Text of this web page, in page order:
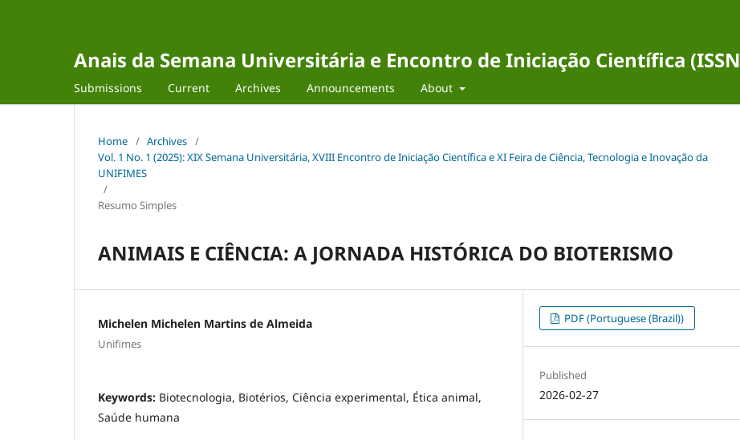
Anais da Semana Universitária e Encontro de Iniciação Científica
Submissions Current Archives Announcements About
Home / Archives /
Vol. 1 No. 1 (2025): XIX Semana Universitária, XVIII Encontro de Iniciação Científica e XI Feira de Ciência, Tecnologia e Inovação da
UNIFIMES
/
Resumo Simples
ANIMAIS E CIÊNCIA: A JORNADA HISTÓRICA DO BIOTERISMO
Michelen Michelen Martins de Almeida
Unifimes
Keywords: Biotecnologia, Biotérios, Ciência experimental, Ética animal,
Saúde humana
PDF (Portuguese (Brazil))
Published
2026-02-27